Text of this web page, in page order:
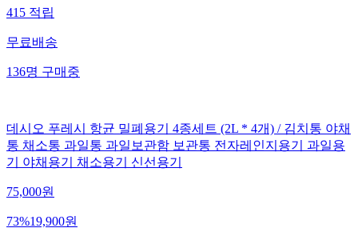
415적립
무료배송
136명구매중
데시오 푸레시 항균 밀폐용기 4종세트 (2L * 4개) / 김치통 야채
통 채소통 과일통 과일보관함 보관통 전자레인지용기 과일용
기 야채용기 채소용기 신선용기
75,000원
73%19,900원